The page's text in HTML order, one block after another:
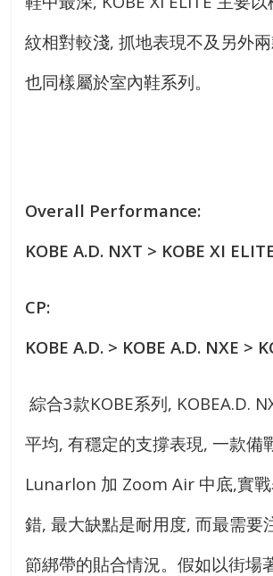
紋相對較淺, 抓地表現不及另外
也同樣屬於室內鞋系列。
Overall Performance:
KOBE A.D. NXT > KOBE XI
CP:
KOBE A.D. > KOBE A.D. NXE >
綜合3款KOBE系列, KOBEA.D.
平均, 有穩定的支撐表現, 一款備
Lunarlon 加 Zoom Air 中底,實
錯, 最大缺點是耐用度, 而最需要
節綁帶的貼合情況。假如以街場